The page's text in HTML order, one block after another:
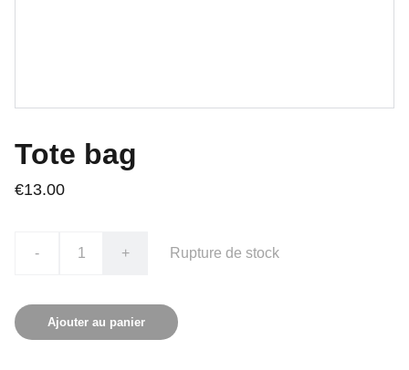
Tote bag
€13.00
- + Rupture de stock
Ajouter au panier